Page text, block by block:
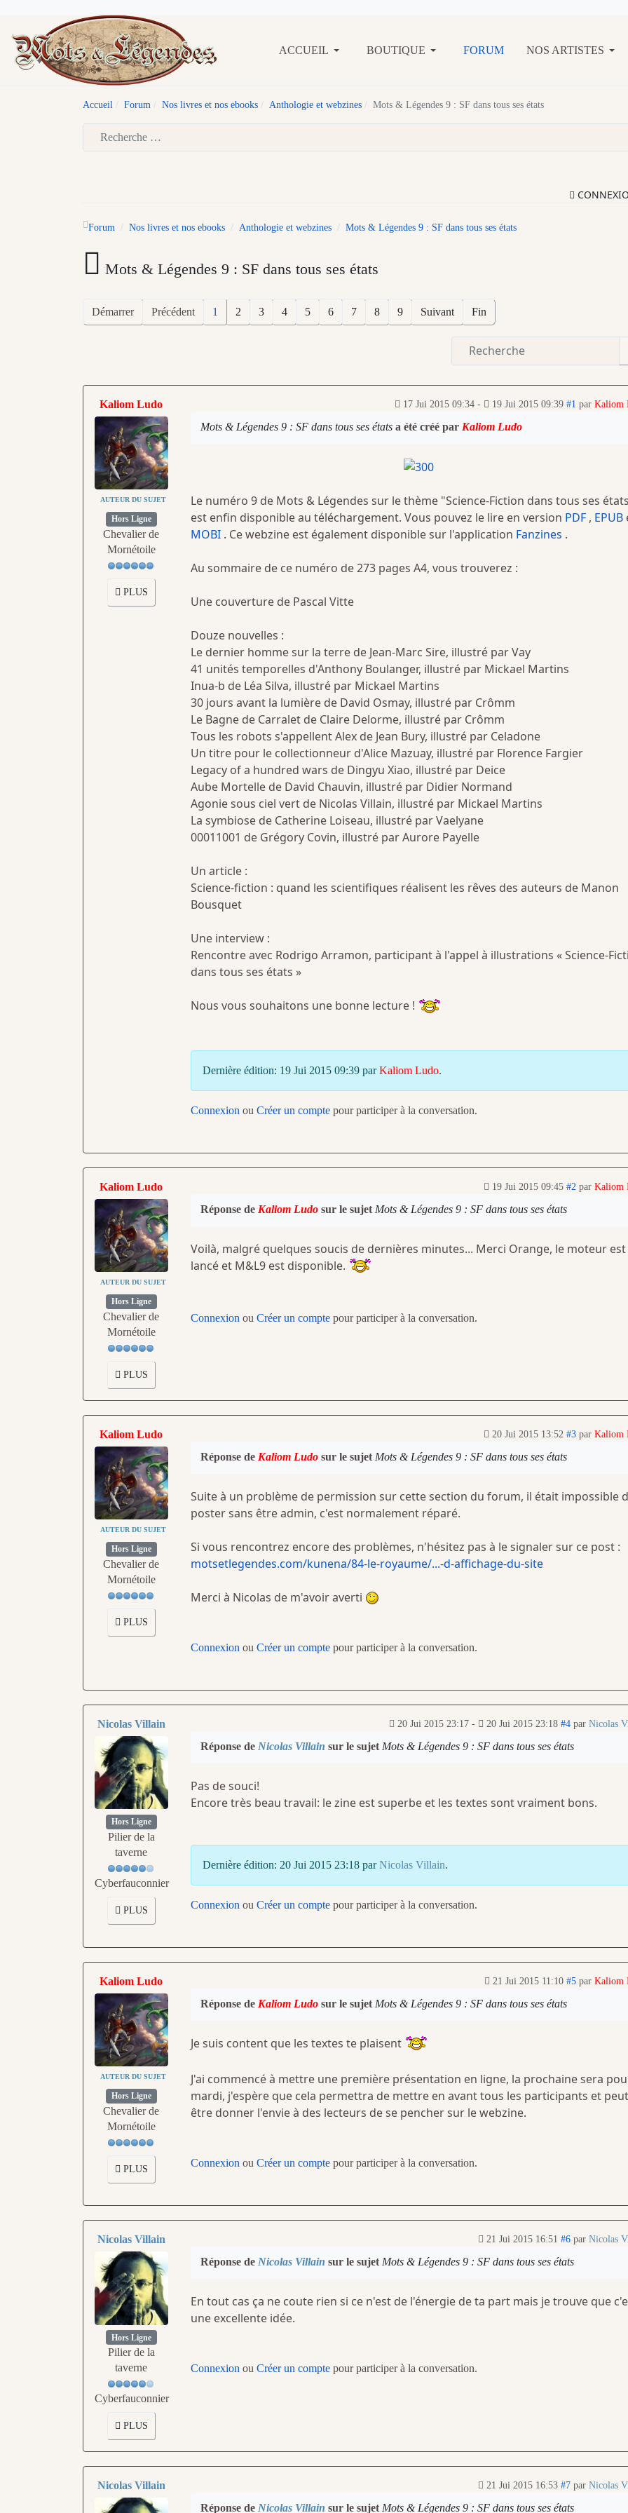
ACCUEIL BOUTIQUE FORUM NOS ARTISTES
Accueil Forum Nos livres et nos ebooks Anthologie et webzines Mots & Légendes 9 : SF dans tous ses états
Forum Nos livres et nos ebooks Anthologie et webzines Mots & Légendes 9 : SF dans tous ses états
Mots & Légendes 9 : SF dans tous ses états
Démarrer Précédent 1 2 3 4 5 6 7 8 9 Suivant Fin
Kaliom Ludo
AUTEUR DU SUJET
Hors Ligne
Chevalier de
Mornétoile
PLUS
17 Jui 2015 09:34- 19 Jui 2015 09:39 #1 par Kaliom
Mots & Légendes 9 : SF dans tous ses étatsa été créé par Kaliom Ludo
Le numéro 9 de Mots & Légendes sur le thème "Science-Fiction dans tous ses
est enfin disponible au téléchargement. Vous pouvez le lire en version PDF, EPUB
MOBI. Ce webzine est également disponible sur l'application Fanzines .
Au sommaire de ce numéro de 273 pages A4, vous trouverez :
Une couverture de Pascal Vitte
Douze nouvelles :
Le dernier homme sur la terre de Jean-Marc Sire, illustré par Vay
41 unités temporelles d'Anthony Boulanger, illustré par Mickael Martins
Inua-b de Léa Silva, illustré par Mickael Martins
30 jours avant la lumière de David Osmay, illustré par Crômm
Le Bagne de Carralet de Claire Delorme, illustré par Crômm
Tous les robots s'appellent Alex de Jean Bury, illustré par Celadone
Un titre pour le collectionneur d'Alice Mazuay, illustré par Florence Fargier
Legacy of a hundred wars de Dingyu Xiao, illustré par Deice
Aube Mortelle de David Chauvin, illustré par Didier Normand
Agonie sous ciel vert de Nicolas Villain, illustré par Mickael Martins
La symbiose de Catherine Loiseau, illustré par Vaelyane
00011001 de Grégory Covin, illustré par Aurore Payelle
Un article :
Science-fiction : quand les scientifiques réalisent les rêves des auteurs de Manon
Bousquet
Une interview :
Rencontre avec Rodrigo Arramon, participant à l'appel à illustrations « Science-
dans tous ses états »
Nous vous souhaitons une bonne lecture !
Dernière édition: 19 Jui 2015 09:39 parKaliom Ludo.
Connexion ou Créer un comptepour participer à la conversation.
Kaliom Ludo
AUTEUR DU SUJET
Hors Ligne
Chevalier de
Mornétoile
PLUS
19 Jui 2015 09:45 #2 par Kaliom
Réponse de Kaliom Ludosur le sujet Mots & Légendes 9 : SF dans tous ses états
Voilà, malgré quelques soucis de dernières minutes... Merci Orange, le moteur est
lancé et M&L9 est disponible.
Connexion ou Créer un comptepour participer à la conversation.
Kaliom Ludo
AUTEUR DU SUJET
Hors Ligne
Chevalier de
Mornétoile
PLUS
20 Jui 2015 13:52 #3 par Kaliom
Réponse de Kaliom Ludosur le sujet Mots & Légendes 9 : SF dans tous ses états
Suite à un problème de permission sur cette section du forum, il était impossible
poster sans être admin, c'est normalement réparé.
Si vous rencontrez encore des problèmes, n'hésitez pas à le signaler sur ce post :
motsetlegendes.com/kunena/84-le-royaume/...-d-affichage-du-site
Merci à Nicolas de m'avoir averti
Connexion ou Créer un comptepour participer à la conversation.
Nicolas Villain
Hors Ligne
Pilier de la
taverne
Cyberfauconnier
PLUS
20 Jui 2015 23:17- 20 Jui 2015 23:18 #4 par Nicolas
Réponse de Nicolas Villain sur le sujet Mots & Légendes 9 : SF dans tous ses états
Pas de souci!
Encore très beau travail: le zine est superbe et les textes sont vraiment bons.
Dernière édition: 20 Jui 2015 23:18 parNicolas Villain.
Connexion ou Créer un comptepour participer à la conversation.
Kaliom Ludo
AUTEUR DU SUJET
Hors Ligne
Chevalier de
Mornétoile
PLUS
21 Jui 2015 11:10 #5 par Kaliom
Réponse de Kaliom Ludosur le sujet Mots & Légendes 9 : SF dans tous ses états
Je suis content que les textes te plaisent
J'ai commencé à mettre une première présentation en ligne, la prochaine sera
mardi, j'espère que cela permettra de mettre en avant tous les participants et
être donner l'envie à des lecteurs de se pencher sur le webzine.
Connexion ou Créer un comptepour participer à la conversation.
Nicolas Villain
Hors Ligne
Pilier de la
taverne
Cyberfauconnier
PLUS
21 Jui 2015 16:51 #6 par Nicolas
Réponse de Nicolas Villain sur le sujet Mots & Légendes 9 : SF dans tous ses états
En tout cas ça ne coute rien si ce n'est de l'énergie de ta part mais je trouve que
une excellente idée.
Connexion ou Créer un comptepour participer à la conversation.
Nicolas Villain 21 Jui 2015 16:53 #7 par Nicolas
Réponse de Nicolas Villain sur le sujet Mots & Légendes 9 : SF dans tous ses états